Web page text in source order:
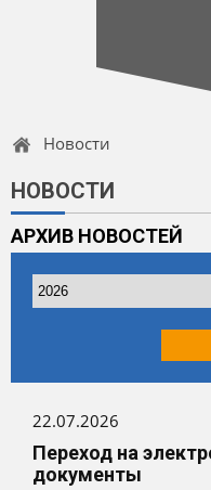
Новости
НОВОСТИ
АРХИВ НОВОСТЕЙ
22.07.2026
Переход на
документы